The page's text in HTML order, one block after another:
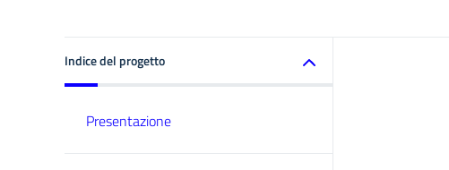
Indice del progetto
Presentazione